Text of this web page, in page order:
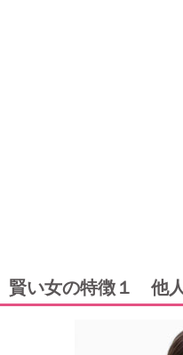
賢い女の特徴１ 他